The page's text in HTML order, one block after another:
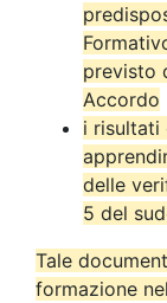
previsto
Accordo
i risultati
delle
5 del
Tale
formazione